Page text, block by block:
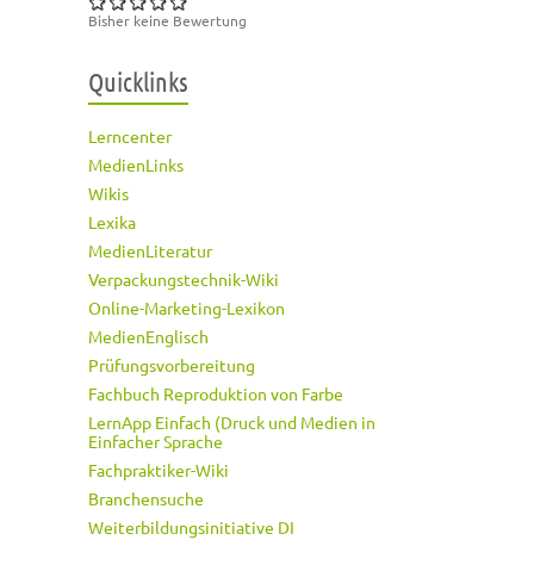
Bisher keine Bewertung
Quicklinks
Lerncenter
MedienLinks
Wikis
Lexika
MedienLiteratur
Verpackungstechnik-Wiki
Online-Marketing-Lexikon
MedienEnglisch
Prüfungsvorbereitung
Fachbuch Reproduktion von Farbe
LernApp Einfach (Druck und Medien in
Einfacher Sprache
Fachpraktiker-Wiki
Branchensuche
Weiterbildungsinitiative DI